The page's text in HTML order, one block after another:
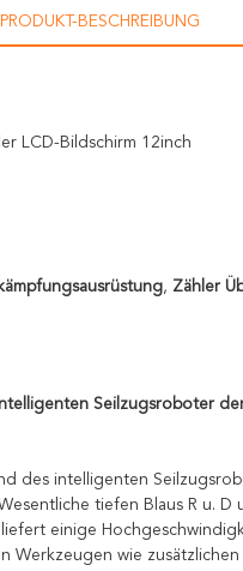
PRODUKT-BESCHREIBUNG
LCD-Bildschirm 12inch
, Zähler
Seilzugsroboter
des intelligenten
tiefen Blaus R u.
einige
Werkzeugen wie